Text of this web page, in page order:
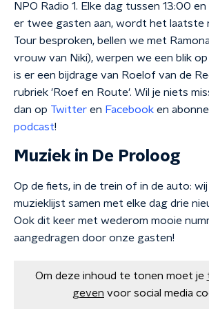
NPO Radio 1. Elke dag tussen 13:00
er twee gasten aan, wordt het laatste
Tour besproken, bellen we met
vrouw van Niki), werpen we een blik
is er een bijdrage van Roelof van de
rubriek 'Roef en Route'. Wil je niets
dan op Twitter en Facebook en
podcast!
Muziek in De Proloog
Op de fiets, in de trein of in de auto:
muzieklijst samen met elke dag drie
Ook dit keer met wederom mooie
aangedragen door onze gasten!
Om deze inhoud te tonen moet je
geven voor social media